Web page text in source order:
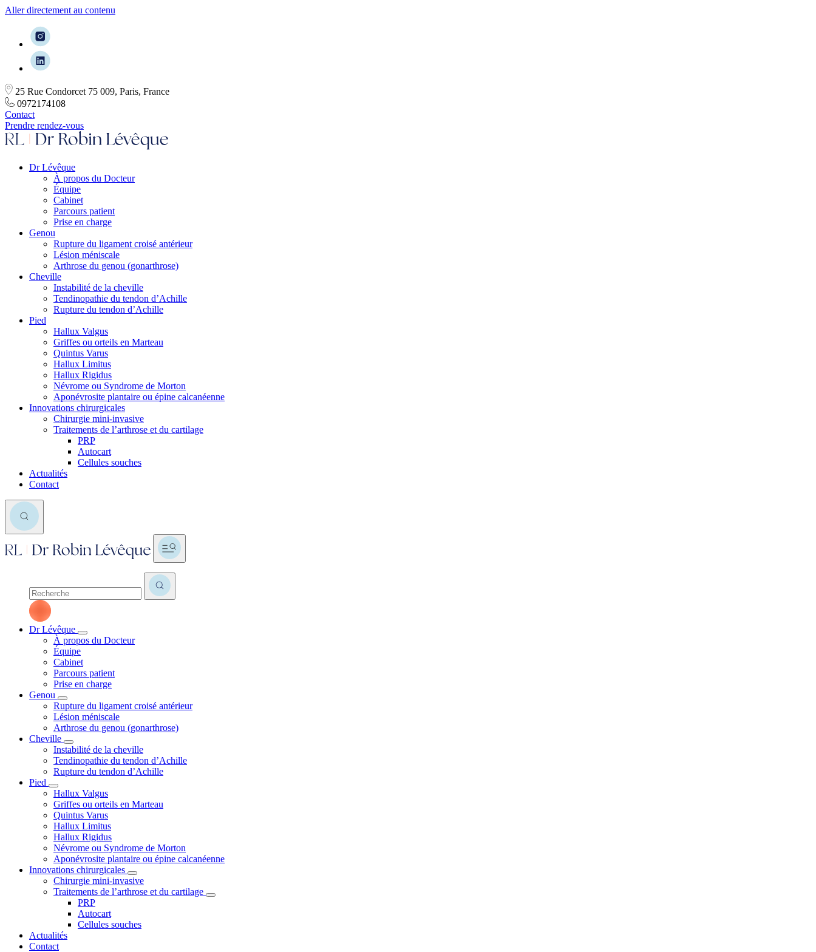
Aller directement au contenu
25 Rue Condorcet 75 009, Paris, France
0972174108
Contact
Prendre rendez-vous
Dr Lévêque
À propos du Docteur
Équipe
Cabinet
Parcours patient
Prise en charge
Genou
Rupture du ligament croisé antérieur
Lésion méniscale
Arthrose du genou (gonarthrose)
Cheville
Instabilité de la cheville
Tendinopathie du tendon d’Achille
Rupture du tendon d’Achille
Pied
Hallux Valgus
Griffes ou orteils en Marteau
Quintus Varus
Hallux Limitus
Hallux Rigidus
Névrome ou Syndrome de Morton
Aponévrosite plantaire ou épine calcanéenne
Innovations chirurgicales
Chirurgie mini-invasive
Traitements de l’arthrose et du cartilage
PRP
Autocart
Cellules souches
Actualités
Contact
Dr Lévêque
À propos du Docteur
Équipe
Cabinet
Parcours patient
Prise en charge
Genou
Rupture du ligament croisé antérieur
Lésion méniscale
Arthrose du genou (gonarthrose)
Cheville
Instabilité de la cheville
Tendinopathie du tendon d’Achille
Rupture du tendon d’Achille
Pied
Hallux Valgus
Griffes ou orteils en Marteau
Quintus Varus
Hallux Limitus
Hallux Rigidus
Névrome ou Syndrome de Morton
Aponévrosite plantaire ou épine calcanéenne
Innovations chirurgicales
Chirurgie mini-invasive
Traitements de l’arthrose et du cartilage
PRP
Autocart
Cellules souches
Actualités
Contact